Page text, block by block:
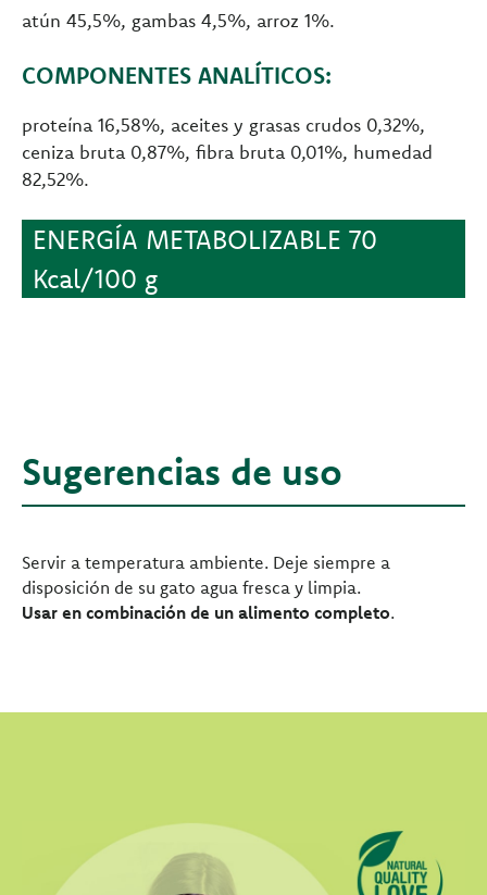
atún 45,5%, gambas 4,5%, arroz 1%.
COMPONENTES ANALÍTICOS:
proteína 16,58%, aceites y grasas crudos 0,32%,
ceniza bruta 0,87%, fibra bruta 0,01%, humedad
82,52%.
ENERGÍA METABOLIZABLE 70
Kcal/100 g
Sugerencias de uso
Servir a temperatura ambiente. Deje siempre a
disposición de su gato agua fresca y limpia.
Usar en combinación de un alimento completo.